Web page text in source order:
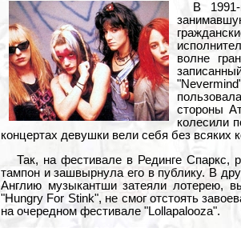
В
волне
стороны
колесили
концертах девушки вели себя без всяких
Так, на фестивале в Рединге Спаркс,
тампон и зашвырнула его в публику. В
Англию музыкантши затеяли лотерею,
"Hungry For Stink", не смог отстоять
на очередном фестивале "Lollapalooza".